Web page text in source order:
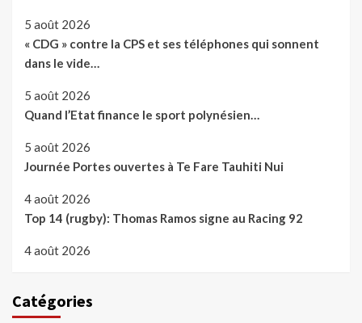
5 août 2026
« CDG » contre la CPS et ses téléphones qui sonnent
dans le vide…
5 août 2026
Quand l’Etat finance le sport polynésien…
5 août 2026
Journée Portes ouvertes à Te Fare Tauhiti Nui
4 août 2026
Top 14 (rugby): Thomas Ramos signe au Racing 92
4 août 2026
Catégories